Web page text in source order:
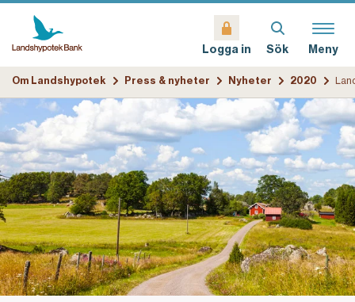
Logga in Sök Meny
Om Landshypotek Press & nyheter Nyheter 2020